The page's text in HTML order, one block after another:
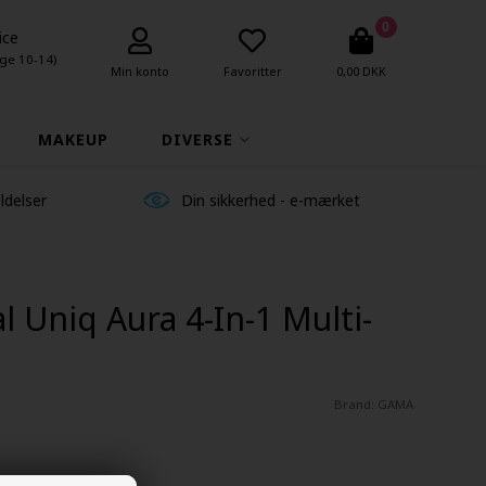
10-14)
Min konto Favoritter
0
0,00 DKK
MAKEUP DIVERSE
Din sikkerhed - e-mærket
Uniq Aura 4-In-1 Multi-
Brand: GAMA